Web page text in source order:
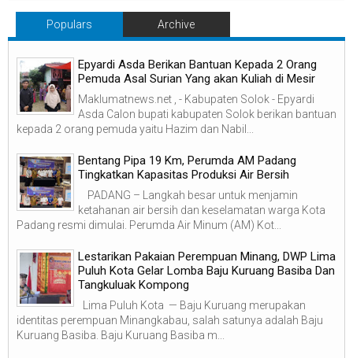
Populars Archive
Epyardi Asda Berikan Bantuan Kepada 2 Orang
Pemuda Asal Surian Yang akan Kuliah di Mesir
Maklumatnews.net , - Kabupaten Solok - Epyardi
Asda Calon bupati kabupaten Solok berikan bantuan
kepada 2 orang pemuda yaitu Hazim dan Nabil...
‎Bentang Pipa 19 Km, Perumda AM Padang
Tingkatkan Kapasitas Produksi Air Bersih
‎ ‎ PADANG – Langkah besar untuk menjamin
ketahanan air bersih dan keselamatan warga Kota
Padang resmi dimulai. Perumda Air Minum (AM) Kot...
Lestarikan Pakaian Perempuan Minang, DWP Lima
Puluh Kota Gelar Lomba Baju Kuruang Basiba Dan
Tangkuluak Kompong
Lima Puluh Kota — Baju Kuruang merupakan
identitas perempuan Minangkabau, salah satunya adalah Baju
Kuruang Basiba. Baju Kuruang Basiba m...